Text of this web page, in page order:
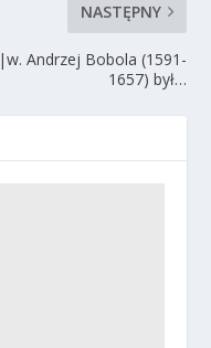
NASTĘPNY
|w. Andrzej Bobola (1591-
1657) był…